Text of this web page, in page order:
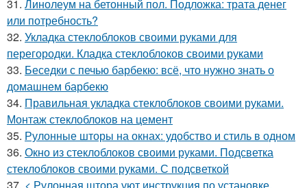
31. Линолеум на бетонный пол. Подложка: трата денег
или потребность?
32. Укладка стеклоблоков своими руками для
перегородки. Кладка стеклоблоков своими руками
33. Беседки с печью барбекю: всё, что нужно знать о
домашнем барбекю
34. Правильная укладка стеклоблоков своими руками.
Монтаж стеклоблоков на цемент
35. Рулонные шторы на окнах: удобство и стиль в одном
36. Окно из стеклоблоков своими руками. Подсветка
стеклоблоков своими руками. С подсветкой